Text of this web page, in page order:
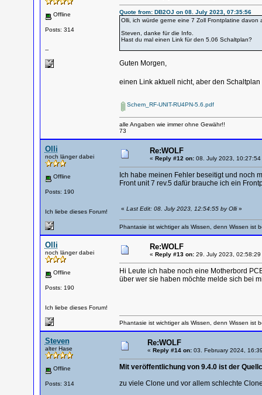
Offline
Posts: 314
--
Quote from: DB2OJ on 08. July 2023, 07:35:56
Olli, ich würde gerne eine 7 Zoll Frontplatine davon
Steven, danke für die Info.
Hast du mal einen Link für den 5.06 Schaltplan?
Guten Morgen,
einen Link aktuell nicht, aber den
Schem_RF-UNIT-RU4PN-5.6.pdf
alle Angaben wie immer ohne Gewähr!!
73
Olli
noch länger dabei
Offline
Posts: 190
Ich liebe dieses Forum!
Re:WOLF
« Reply #12 on:08. July 2023, 10:27:54
Ich habe meinen Fehler beseitigt und noch
Front unit 7 rev.5 dafür brauche ich ein
« Last Edit: 08. July 2023, 12:54:55 by Olli»
Phantasie ist wichtiger als Wissen, denn Wissen ist
Olli
noch länger dabei
Offline
Posts: 190
Ich liebe dieses Forum!
Re:WOLF
« Reply #13 on:29. July 2023, 02:58:29
Hi Leute ich habe noch eine Motherbord
über wer sie haben möchte melde sich bei
Phantasie ist wichtiger als Wissen, denn Wissen ist
Steven
alter Hase
Offline
Posts: 314
Re:WOLF
« Reply #14 on:03. February 2024,
Mit veröffentlichung von 9.4.0 ist der
zu viele Clone und vor allem schlechte